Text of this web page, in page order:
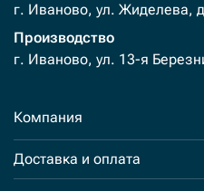
г. Иваново, ул. Жиделева,
Производство
г. Иваново, ул. 13-я
Компания
Доставка и оплата